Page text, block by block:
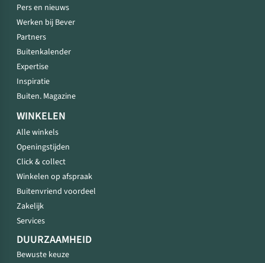
Pers en nieuws
Werken bij Bever
Partners
Buitenkalender
Expertise
Inspiratie
Buiten. Magazine
WINKELEN
Alle winkels
Openingstijden
Click & collect
Winkelen op afspraak
Buitenvriend voordeel
Zakelijk
Services
DUURZAAMHEID
Bewuste keuze